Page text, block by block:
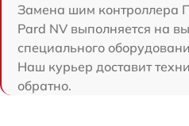
Замена шим контроллера
Pard NV выполняется на
специального
Наш курьер доставит
обратно.